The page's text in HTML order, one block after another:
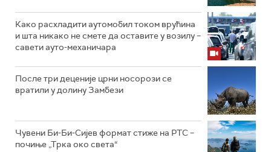
Како расхладити аутомобил током врућина
и шта никако не смете да оставите у возилу –
савети ауто-механичара
После три деценије црни носорози се
вратили у долину Замбези
Чувени Би-Би-Сијев формат стиже на РТС –
почиње „Трка око света“